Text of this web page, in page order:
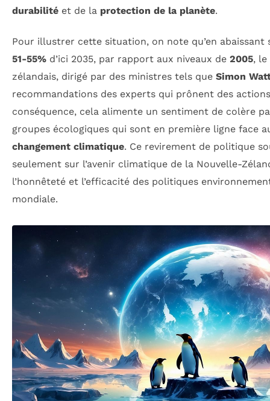
durabilité et de la protection de la planète.
Pour illustrer cette situation, on note qu’en
51-55% d’ici 2035, par rapport aux niveaux de 2005,
zélandais, dirigé par des ministres tels que Simon
recommandations des experts qui prônent des
conséquence, cela alimente un sentiment de colère
groupes écologiques qui sont en première ligne face
changement climatique. Ce revirement de politique
seulement sur l’avenir climatique de la Nouvelle-
l’honnêteté et l’efficacité des politiques
mondiale.